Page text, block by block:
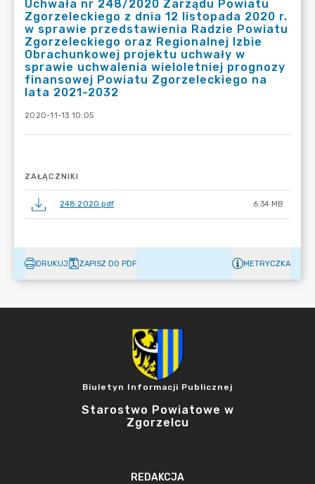
Uchwała nr 248/2020 Zarządu Powiatu
Zgorzeleckiego z dnia 12 listopada 2020 r.
w sprawie przedstawienia Radzie Powiatu
Zgorzeleckiego oraz Regionalnej Izbie
Obrachunkowej projektu uchwały w
sprawie uchwalenia wieloletniej prognozy
finansowej Powiatu Zgorzeleckiego na
lata 2021-2032
2020-11-13 10:05
ZAŁĄCZNIKI
248.2020.pdf 6.34 MB
DRUKUJ ZAPISZ DO PDF METRYCZKA
Biuletyn Informacji Publicznej
Starostwo Powiatowe w
Zgorzelcu
REDAKCJA